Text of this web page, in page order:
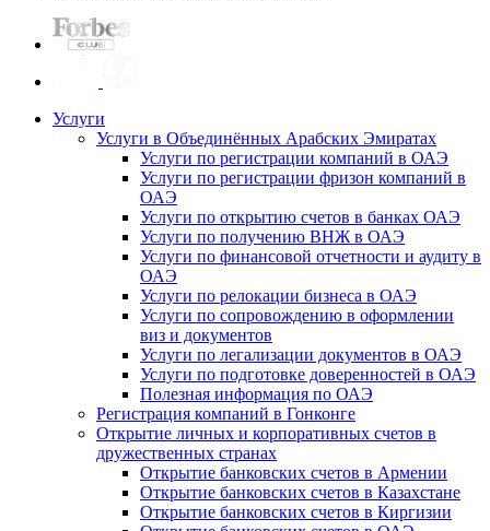
Услуги
Услуги в Объединённых Арабских Эмиратах
Услуги по регистрации компаний в ОАЭ
Услуги по регистрации фризон компаний в
ОАЭ
Услуги по открытию счетов в банках ОАЭ
Услуги по получению ВНЖ в ОАЭ
Услуги по финансовой отчетности и аудиту в
ОАЭ
Услуги по релокации бизнеса в ОАЭ
Услуги по сопровождению в оформлении
виз и документов
Услуги по легализации документов в ОАЭ
Услуги по подготовке доверенностей в ОАЭ
Полезная информация по ОАЭ
Регистрация компаний в Гонконге
Открытие личных и корпоративных счетов в
дружественных странах
Открытие банковских счетов в Армении
Открытие банковских счетов в Казахстане
Открытие банковских счетов в Киргизии